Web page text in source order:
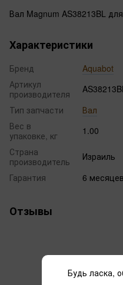
Вал Magnum AS38213BL
Характеристики
Бренд
Aquabot
Артикул
производителя
Тип запчасти
Вал
Вес в
упаковке, кг
1.00
Страна
производитель
Израиль
Гарантия
6 месяцев
Отзывы
Будь ласка,